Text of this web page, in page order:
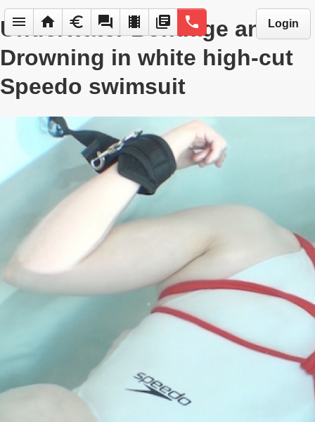
menu home euro forum local_movies library_books phone Login
Underwater Bondage and
Drowning in white high-cut
Speedo swimsuit